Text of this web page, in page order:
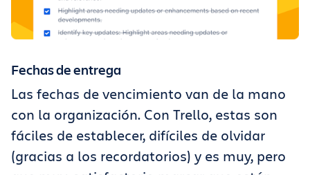
Fechas de entrega
Las fechas de vencimiento van de la mano
con la organización. Con Trello, estas son
fáciles de establecer, difíciles de olvidar
(gracias a los recordatorios) y es muy, pero